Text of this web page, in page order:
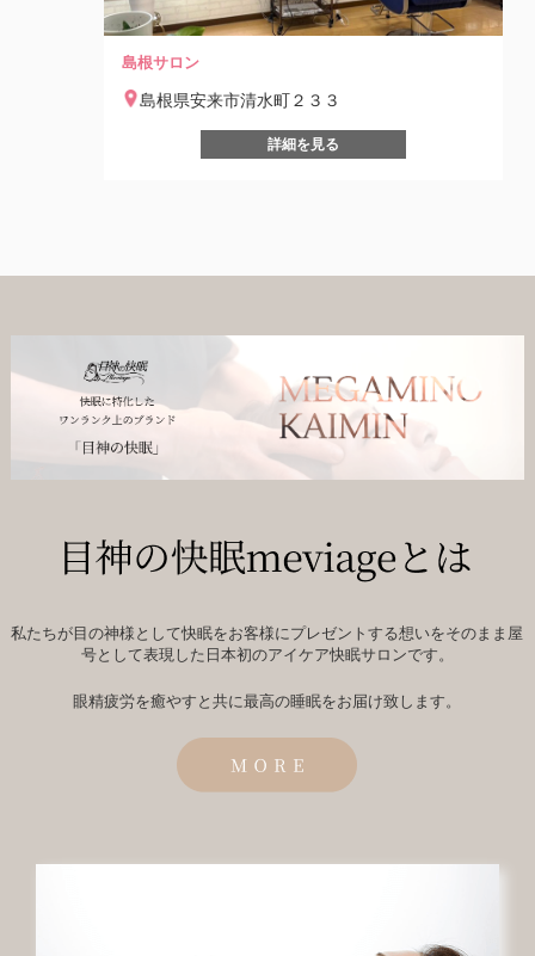
島根サロン
島根県安来市清水町２３３
詳細を見る
私たちが目の神様として快眠をお客様にプレゼントする想いをそのまま屋
号として表現した日本初のアイケア快眠サロンです。
眼精疲労を癒やすと共に最高の睡眠をお届け致します。